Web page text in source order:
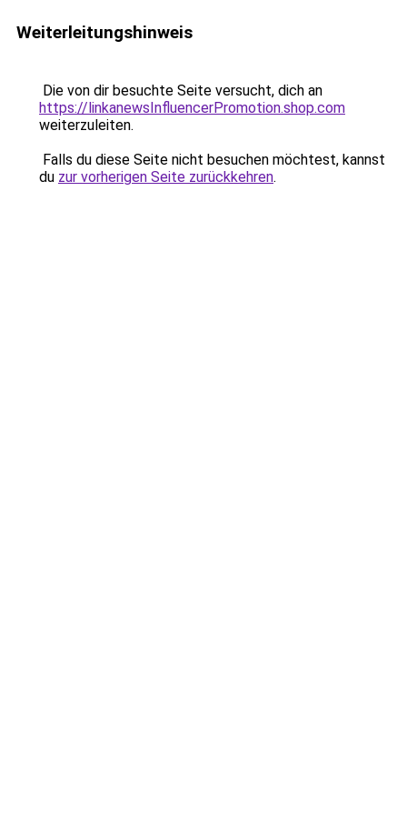
Weiterleitungshinweis
Die von dir besuchte Seite versucht, dich an
https://linkanewsInfluencerPromotion.shop.com
weiterzuleiten.
Falls du diese Seite nicht besuchen möchtest, kannst
du zur vorherigen Seite zurückkehren.